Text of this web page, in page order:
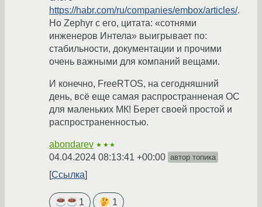
https://habr.com/ru/companies/embox/articles/.
Но Zephyr с его, цитата: «сотнями
инженеров Интела» выигрывает по:
стабильности, документации и прочими
очень важными для компаний вещами.
И конечно, FreeRTOS, на сегодняшний
день, всё еще самая распространненая ОС
для маленьких МК! Берет своей простой и
распространенностью.
abondarev ★★★
04.04.2024 08:13:41 +00:00 автор топика
Ссылка
1 1